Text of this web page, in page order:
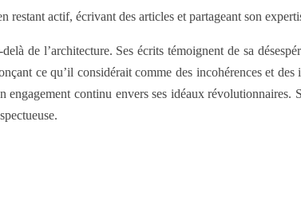
actif, écrivant des articles et partageant son
de l’architecture. Ses écrits témoignent de sa
ce qu’il considérait comme des incohérences et
continu envers ses idéaux révolutionnaires.